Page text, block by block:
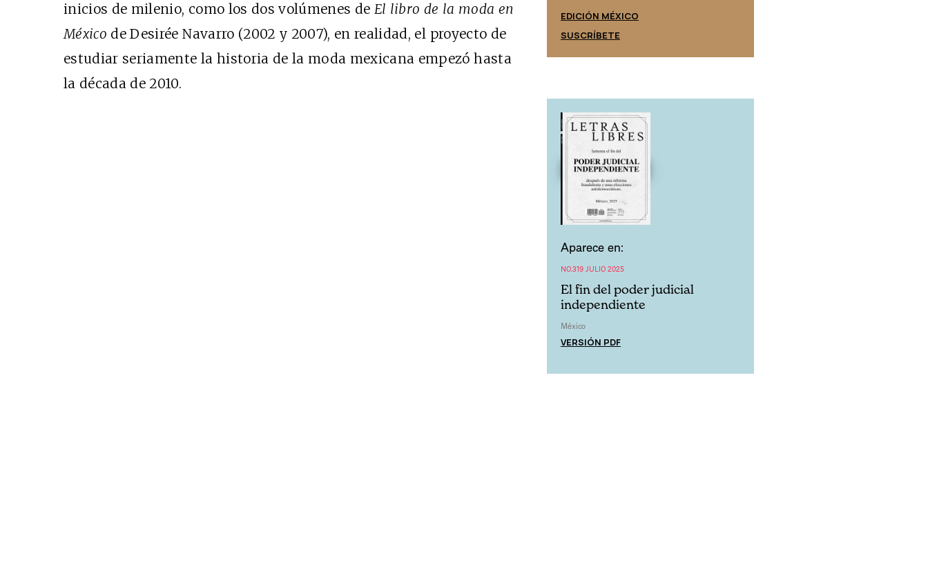
inicios de milenio, como los dos volúmenes de El libro de la moda en
México de Desirée Navarro (2002 y 2007), en realidad, el proyecto de
estudiar seriamente la historia de la moda mexicana empezó hasta
la década de 2010.
EDICIÓN MÉXICO
SUSCRÍBETE
EDICIÓN ESPAÑA
SUSCRÍBETE
EDICIÓN MÉXICO
SUSCRÍBETE
Aparece en:
NO.319 JULIO 2025
El fin del poder judicial
independiente
México
VERSIÓN PDF